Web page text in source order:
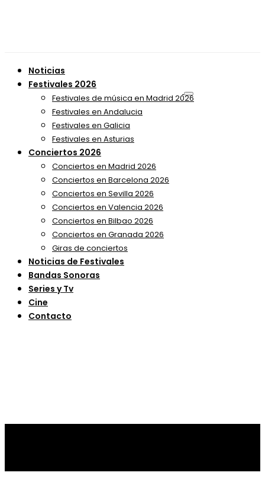
Noticias
Festivales 2026
Festivales de música en Madrid 2026
Festivales en Andalucia
Festivales en Galicia
Festivales en Asturias
Conciertos 2026
Conciertos en Madrid 2026
Conciertos en Barcelona 2026
Conciertos en Sevilla 2026
Conciertos en Valencia 2026
Conciertos en Bilbao 2026
Conciertos en Granada 2026
Giras de conciertos
Noticias de Festivales
Bandas Sonoras
Series y Tv
Cine
Contacto